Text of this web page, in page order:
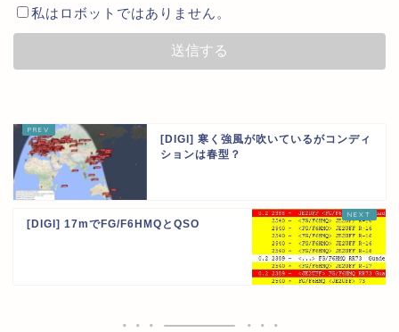
私はロボットではありません。
[DIGI] 寒く強風が吹いているがコンディ
ションは春型？
[DIGI] 17mでFG/F6HMQとQSO